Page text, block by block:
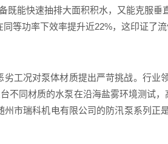
既能快速抽排大面积积水，又能克服
等功率下效率提升近22%，这印证了流
工况对泵体材质提出严苛挑战。行业
不同材质的水泵在沿海盐雾环境测试
市瑞科机电有限公司的防汛泵系列正